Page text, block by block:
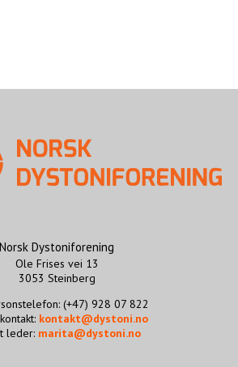
Norsk Dystoniforening
Ole Frises vei 13
3053 Steinberg
(+47) 928 07 822
kontakt@dystoni.no
leder: marita@dystoni.no